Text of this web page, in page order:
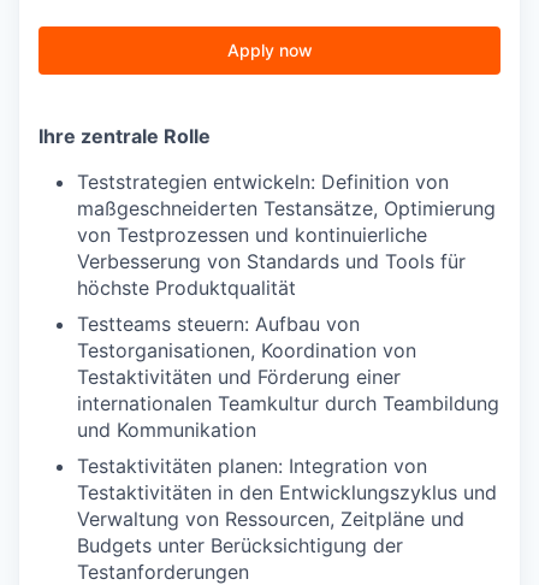
Apply now
Ihre zentrale Rolle
Teststrategien entwickeln: Definition von
maßgeschneiderten Testansätze, Optimierung
von Testprozessen und kontinuierliche
Verbesserung von Standards und Tools für
höchste Produktqualität
Testteams steuern: Aufbau von
Testorganisationen, Koordination von
Testaktivitäten und Förderung einer
internationalen Teamkultur durch Teambildung
und Kommunikation
Testaktivitäten planen: Integration von
Testaktivitäten in den Entwicklungszyklus und
Verwaltung von Ressourcen, Zeitpläne und
Budgets unter Berücksichtigung der
Testanforderungen